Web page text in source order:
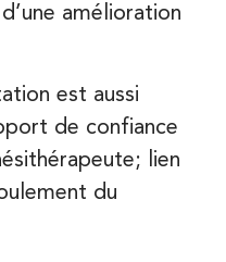
amélioration
est aussi
de confiance
lien
du